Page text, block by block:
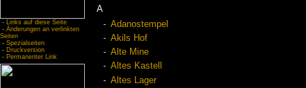
- Links auf diese Seite
- Änderungen an verlinkten
Seiten
- Spezialseiten
- Druckversion
- Permanenter Link
A
Adanostempel
Akils Hof
Alte Mine
Altes Kastell
Altes Lager